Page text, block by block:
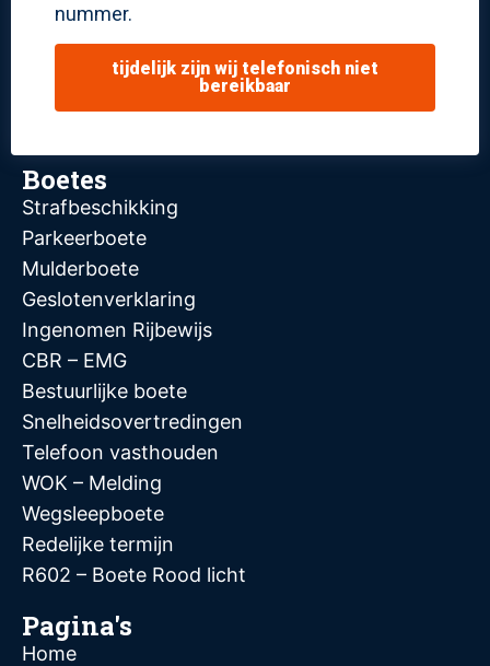
Pagina's
Home
Boetes
Strafbeschikking
Parkeerboete
Mulderboete
Geslotenverklaring
Ingenomen Rijbewijs
CBR – EMG
Bestuurlijke boete
Snelheidsovertredingen
Telefoon vasthouden
WOK – Melding
Wegsleepboete
Redelijke termijn
R602 – Boete Rood licht
nummer.
tijdelijk zijn wij telefonisch niet
bereikbaar